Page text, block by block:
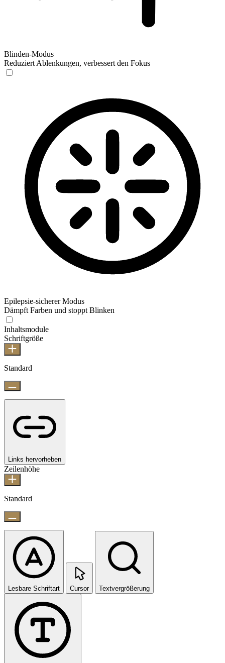
Blinden-Modus
Reduziert Ablenkungen, verbessert den Fokus
Epilepsie-sicherer Modus
Dämpft Farben und stoppt Blinken
Inhaltsmodule
Schriftgröße
Standard
Links hervorheben
Zeilenhöhe
Standard
Lesbare Schriftart Cursor Textvergrößerung